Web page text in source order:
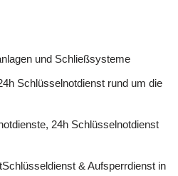
und Schließsysteme
Schlüsselnotdienst rund um die
24h Schlüsselnotdienst
& Aufsperrdienst in